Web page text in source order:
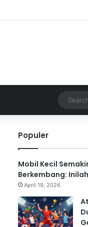
Populer
Mobil Kecil
Berkembang:
April 19, 2026